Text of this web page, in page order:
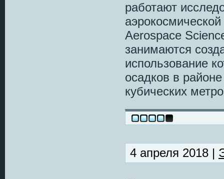
работают
Aerospace
занимаются
использование
осадков в
кубических
4 апреля 2018 |